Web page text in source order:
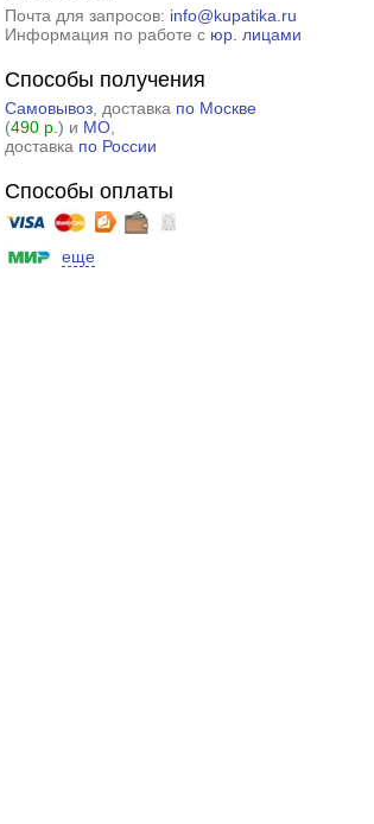
Почта для запросов: info@kupatika.ru
Информация по работе с юр. лицами
Способы получения
Самовывоз, доставка по Москве
(490 р. ) и МО,
доставка по России
Способы оплаты
еще